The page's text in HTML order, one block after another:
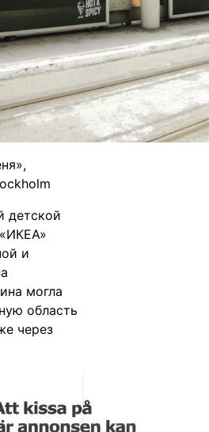
детской
и
могла
область
через